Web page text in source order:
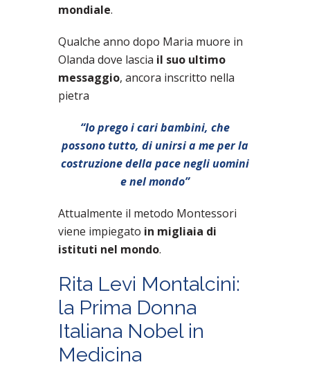
mondiale.
Qualche anno dopo Maria muore in
Olanda dove lascia il suo ultimo
messaggio, ancora inscritto nella
pietra
“Io prego i cari bambini, che
possono tutto, di unirsi a me per la
costruzione della pace negli uomini
e nel mondo”
Attualmente il metodo Montessori
viene impiegato in migliaia di
istituti nel mondo.
Rita Levi Montalcini:
la Prima Donna
Italiana Nobel in
Medicina